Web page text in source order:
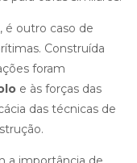
é outro caso de
Construída
foram
e às forças das
das técnicas de